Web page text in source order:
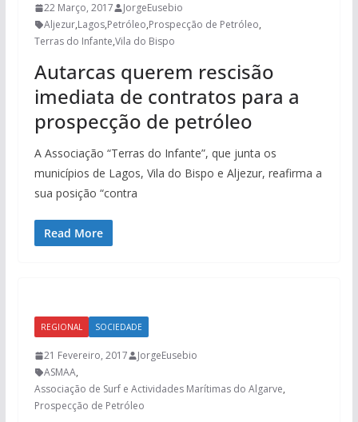
22 Março, 2017
JorgeEusebio
Aljezur,Lagos,Petróleo,Prospecção de Petróleo,
Terras do Infante,Vila do Bispo
Autarcas querem rescisão
imediata de contratos para a
prospecção de petróleo
A Associação “Terras do Infante”, que junta os
municípios de Lagos, Vila do Bispo e Aljezur, reafirma a
sua posição “contra
Read More
REGIONAL SOCIEDADE
21 Fevereiro, 2017
JorgeEusebio
ASMAA,
Associação de Surf e Actividades Marítimas do Algarve,
Prospecção de Petróleo